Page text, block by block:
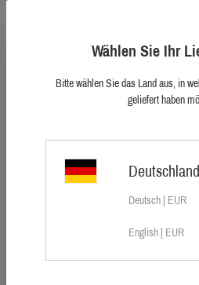
DKK 295.00
Wählen Sie Ihr
Bitte wählen Sie das Land aus, in
geliefert haben
Deutschland
Deutsch | EUR
English | EUR